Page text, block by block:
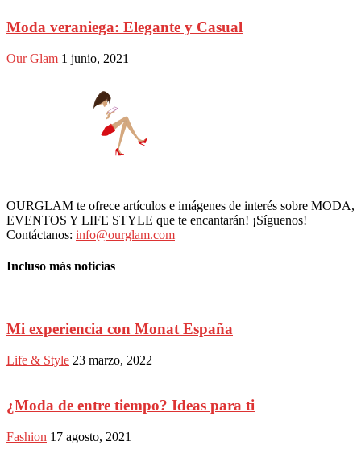
Moda veraniega: Elegante y Casual
Our Glam 1 junio, 2021
OURGLAM te ofrece artículos e imágenes de interés sobre MODA,
EVENTOS Y LIFE STYLE que te encantarán! ¡Síguenos!
Contáctanos: info@ourglam.com
Incluso más noticias
Mi experiencia con Monat España
Life & Style 23 marzo, 2022
¿Moda de entre tiempo? Ideas para ti
Fashion 17 agosto, 2021